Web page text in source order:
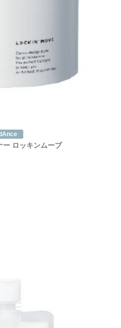
ー ロッキンムーブ